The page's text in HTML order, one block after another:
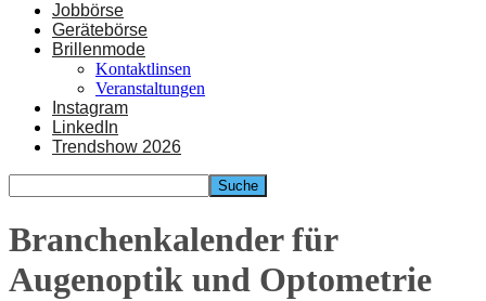
Jobbörse
Gerätebörse
Brillenmode
Kontaktlinsen
Veranstaltungen
Instagram
LinkedIn
Trendshow 2026
Branchenkalender für
Augenoptik und Optometrie